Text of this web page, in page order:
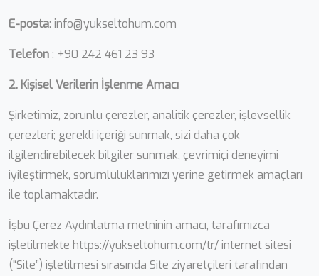
E-posta: info@yukseltohum.com
Telefon : +90 242 461 23 93
2. Kişisel Verilerin İşlenme Amacı
Şirketimiz, zorunlu çerezler, analitik çerezler, işlevsellik
çerezleri; gerekli içeriği sunmak, sizi daha çok
ilgilendirebilecek bilgiler sunmak, çevrimiçi deneyimi
iyileştirmek, sorumluluklarımızı yerine getirmek amaçları
ile toplamaktadır.
İşbu Çerez Aydınlatma metninin amacı, tarafımızca
işletilmekte https://yukseltohum.com/tr/ internet sitesi
(“Site”) işletilmesi sırasında Site ziyaretçileri tarafından